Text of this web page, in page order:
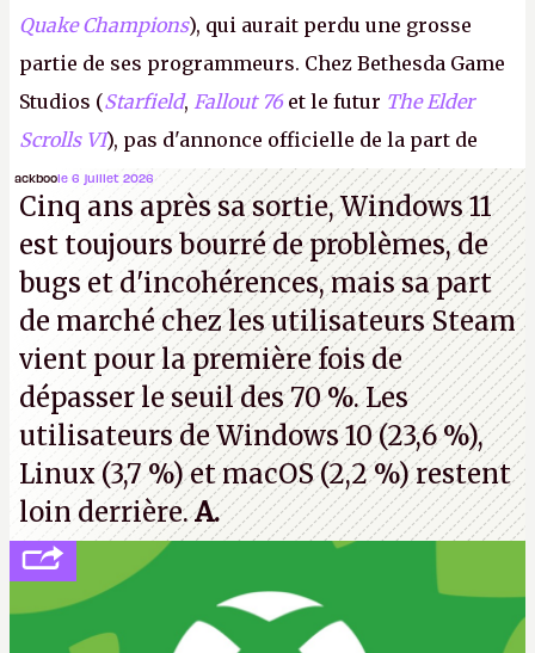
Quake Champions), qui aurait perdu une grosse
partie de ses programmeurs. Chez Bethesda Game
Studios (Starfield, Fallout 76 et le futur The Elder
Scrolls VI), pas d'annonce officielle de la part de
Microsoft, mais le syndicat des employés confirme
de nombreux licenciements.A.
ackboole 6 juillet 2026
Cinq ans après sa sortie, Windows 11
est toujours bourré de problèmes, de
bugs et d'incohérences, mais sa part
de marché chez les utilisateurs Steam
vient pour la première fois de
dépasser le seuil des 70 %. Les
utilisateurs de Windows 10 (23,6 %),
Linux (3,7 %) et macOS (2,2 %) restent
loin derrière.A.